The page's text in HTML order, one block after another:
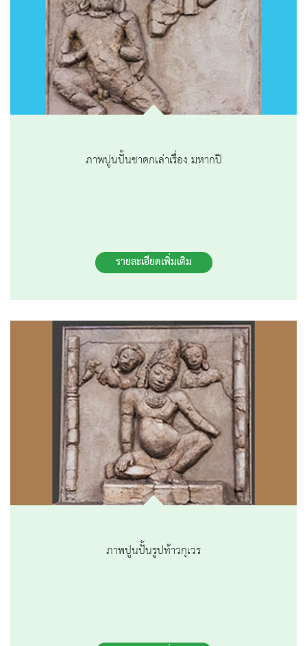
ภาพปูนปั้นชาดกเล่าเรื่อง มหากปิ
รายละเอียดเพิ่มเติม
ภาพปูนปั้นรูปท้าวกุเวร